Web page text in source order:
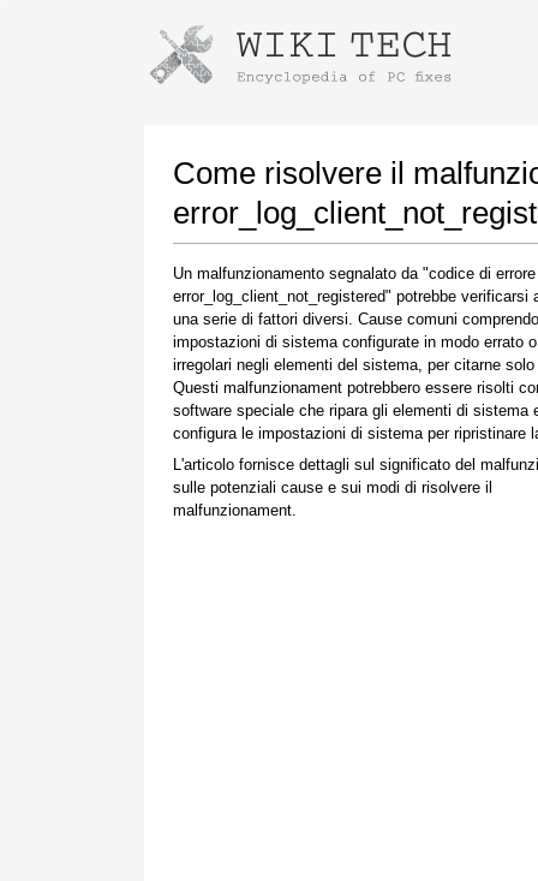
Come risolvere il
Un malfunzionamento segnalato da "codice di errore
error_log_client_not_registered" potrebbe verificarsi
una serie di fattori diversi. Cause comuni
impostazioni di sistema configurate in modo errato
irregolari negli elementi del sistema, per citarne
Questi malfunzionament potrebbero essere risolti
software speciale che ripara gli elementi di sistema
configura le impostazioni di sistema per ripristinare
L'articolo fornisce dettagli sul significato del
sulle potenziali cause e sui modi di risolvere il
malfunzionament.
Istruzioni per il download con
Una volta completato il download, fare clic sul
collegamento al file scaricato